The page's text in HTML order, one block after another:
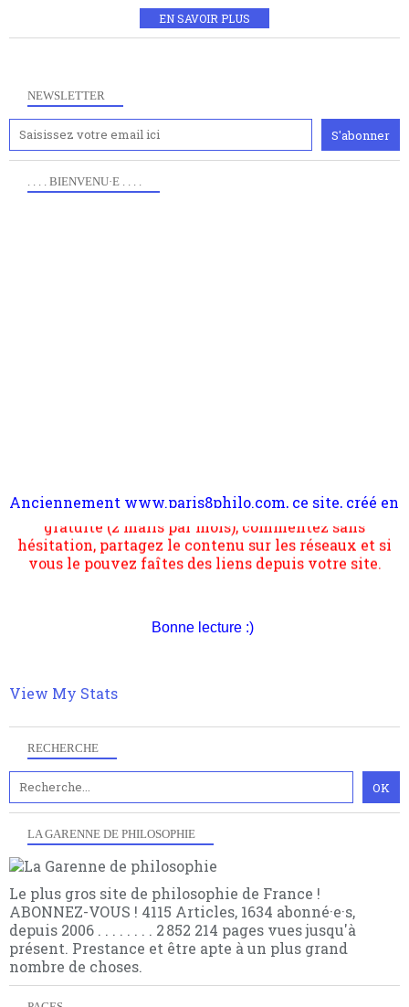
EN SAVOIR PLUS
NEWSLETTER
RECHERCHE
LA GARENNE DE PHILOSOPHIE
Le plus gros site de philosophie de France !
ABONNEZ-VOUS ! 4115 Articles, 1634 abonné·e·s,
depuis 2006 . . . . . . . . 2 852 214 pages vues jusqu'à
présent. Prestance et être apte à un plus grand
nombre de choses.
. . . . BIENVENU·E . . . .
2006 lors du mouvement anti-CPE, a rendu compte de
s'occupe plus largement de rendre compte d'une
transformation dans les paradigmes philosophiques
suivant la pensée du Dehors ou du Surpli, omme la
quantique, résolvant la plupart des impasses
articles pour être apte à un plus grand nombre de
gratuite (2 mails par mois), commentez sans
hésitation, partagez le contenu sur les réseaux et si
vous le pouvez faîtes des liens depuis votre site.
Bonne lecture :)
View My Stats